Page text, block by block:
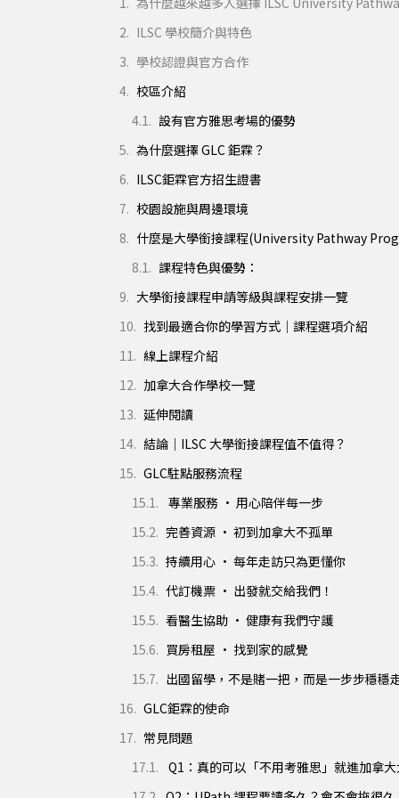
ILSC 學校簡介與特色
學校認證與官方合作
校區介紹
設有官方雅思考場的優勢
為什麼選擇 GLC 鉅霖？
ILSC鉅霖官方招生證書
校園設施與周邊環境
什麼是大學銜接課程(University Pathway
課程特色與優勢：
大學銜接課程申請等級與課程安排一覽
找到最適合你的學習方式｜課程選項介紹
線上課程介紹
加拿大合作學校一覽
延伸閱讀
結論｜ILSC 大學銜接課程值不值得？
GLC駐點服務流程
專業服務 · 用心陪伴每一步
完善資源 · 初到加拿大不孤單
持續用心 · 每年走訪只為更懂你
代訂機票 · 出發就交給我們！
看醫生協助 · 健康有我們守護
買房租屋 · 找到家的感覺
出國留學，不是賭一把，而是一步步穩穩
GLC鉅霖的使命
常見問題
Q1：真的可以「不用考雅思」就進加拿大